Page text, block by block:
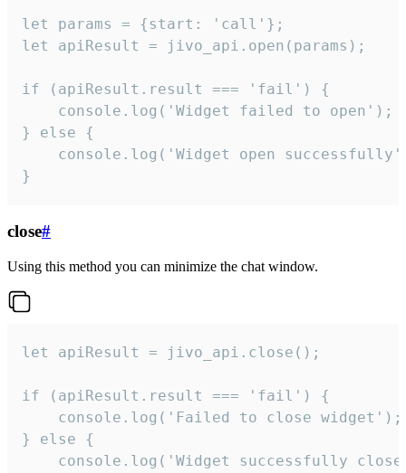
let params = {start: 'call'};
let apiResult = jivo_api.open(params);
if (apiResult.result === 'fail') {
    console.log('Widget failed to open');
} else {
console.log('Widget open
}
close#
Using this method you can minimize the chat window.
let apiResult = jivo_api.close();
if (apiResult.result === 'fail') {
    console.log('Failed to close widget');
} else {
console.log('Widget successfully